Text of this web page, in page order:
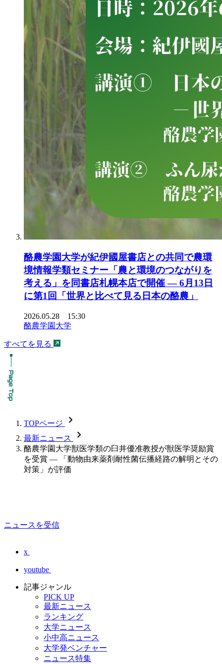
酪農学園大学が紀伊國屋書店との共同で農環
境情報学類セミナー「農と環境のつながりを
考える」を同書店札幌本店で開催 ― 6月13日
に第1回「世界と比べて見る日本の酪農」
2026.05.28 15:30
酪農学園大学
すべてを見る
TOPページ chevron_forward
最新ニュース chevron_forward
酪農学園大学獣医学類の臼井優准教授が獣医学奨励賞
を受賞 — 「動物由来薬剤耐性菌伝播経路の解明とその
対策」が評価
ニュースを受信
x
youtube
記事ジャンル
PICK UP
最新ニュース
ランキング
大学ニュース
小中高ニュース
大学発ベンチャー
ニュース特集